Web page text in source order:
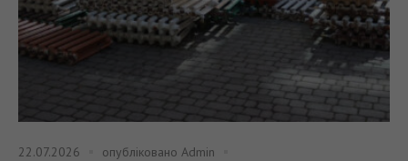
22.07.2026 опубліковано Admin